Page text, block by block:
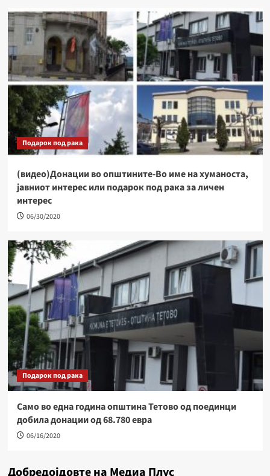
Подарок под рака
(видео)Донации во општините-Во име на хуманоста,
јавниот интерес или подарок под рака за личен
интерес
06/30/2020
Подарок под рака
Само во една година општина Тетово од поединци
добила донации од 68.780 евра
06/16/2020
Добредојдовте на Медиа Плус